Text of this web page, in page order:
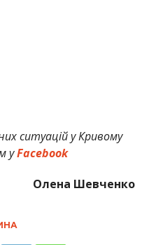
ситуацій у Кривому
уFacebook
Олена Шевченко